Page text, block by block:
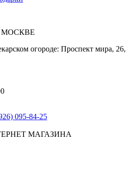
МОСКВЕ
огороде: Проспект мира, 26,
095-84-25
МАГАЗИНА